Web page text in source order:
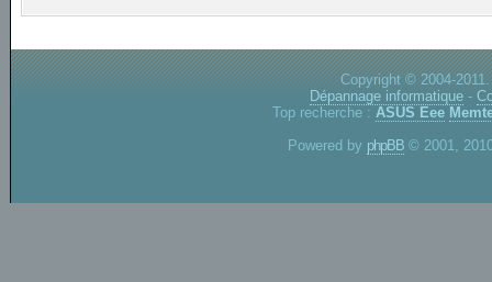
Copyright © 2004-
Dépannage informatique -
Top recherche : ASUS Eee
Powered by phpBB © 2001,